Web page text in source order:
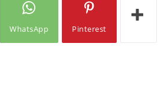
WhatsApp Pinterest